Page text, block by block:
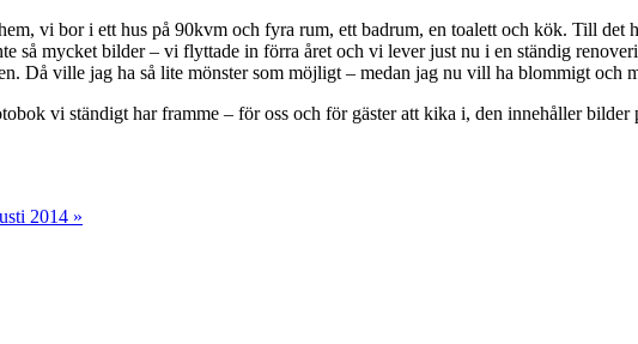
vi bor i ett hus på 90kvm och fyra rum, ett badrum, en toalett och kök. Till det
så mycket bilder – vi flyttade in förra året och vi lever just nu i en ständig
Då ville jag ha så lite mönster som möjligt – medan jag nu vill ha blommigt och
vi ständigt har framme – för oss och för gäster att kika i, den innehåller
2014 »